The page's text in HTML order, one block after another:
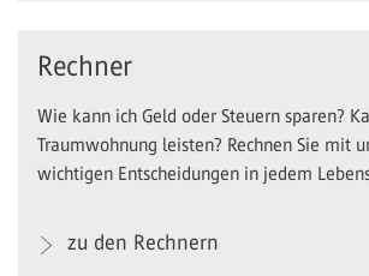
Rechner
Wie kann ich Geld oder Steuern sparen?
Traumwohnung leisten? Rechnen Sie mit
wichtigen Entscheidungen in jedem
zu den Rechnern